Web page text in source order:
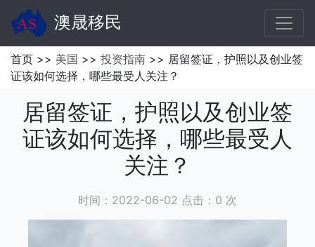
澳晟移民
首页 >> 美国 >> 投资指南 >> 居留签证，护照以及创业签
证该如何选择，哪些最受人关注？
居留签证，护照以及创业签
证该如何选择，哪些最受人
关注？
时间：2022-06-02 点击： 0 次